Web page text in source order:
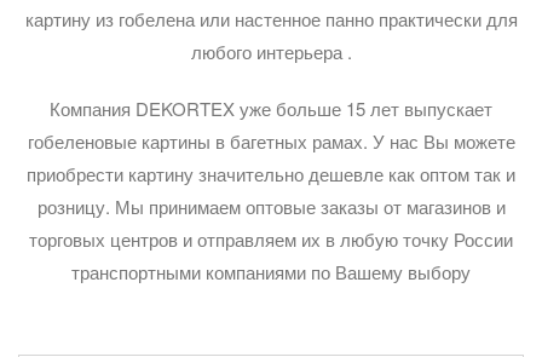
картину из гобелена или настенное панно практически для
любого интерьера .
Компания DEKORTEX уже больше 15 лет выпускает
гобеленовые картины в багетных рамах. У нас Вы можете
приобрести картину значительно дешевле как оптом так и
розницу. Мы принимаем оптовые заказы от магазинов и
торговых центров и отправляем их в любую точку России
транспортными компаниями по Вашему выбору